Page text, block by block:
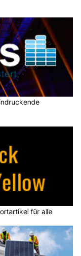
für alle